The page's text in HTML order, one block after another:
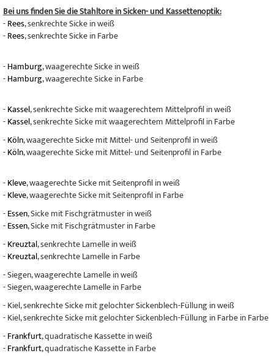
Bei uns finden Sie die Stahltore in Sicken- und Kassettenoptik:
-Rees, senkrechte Sicke in weiß
-Rees, senkrechte Sicke in Farbe
-Hamburg, waagerechte Sicke in weiß
-Hamburg, waagerechte Sicke in Farbe
-Kassel, senkrechte Sicke mit waagerechtem Mittelprofil in weiß
-Kassel, senkrechte Sicke mit waagerechtem Mittelprofil in Farbe
-Köln, waagerechte Sicke mit Mittel- und Seitenprofil in weiß
-Köln, waagerechte Sicke mit Mittel- und Seitenprofil in Farbe
-Kleve, waagerechte Sicke mit Seitenprofil in weiß
-Kleve, waagerechte Sicke mit Seitenprofil in Farbe
-Essen, Sicke mit Fischgrätmuster in weiß
-Essen, Sicke mit Fischgrätmuster in Farbe
-Kreuztal, senkrechte Lamelle in weiß
-Kreuztal, senkrechte Lamelle in Farbe
- Siegen, waagerechte Lamelle in weiß
- Siegen, waagerechte Lamelle in Farbe
- Kiel, senkrechte Sicke mit gelochter Sickenblech-Füllung in weiß
- Kiel, senkrechte Sicke mit gelochter Sickenblech-Füllung in Farbe in Farbe
-Frankfurt, quadratische Kassette in weiß
-Frankfurt, quadratische Kassette in Farbe